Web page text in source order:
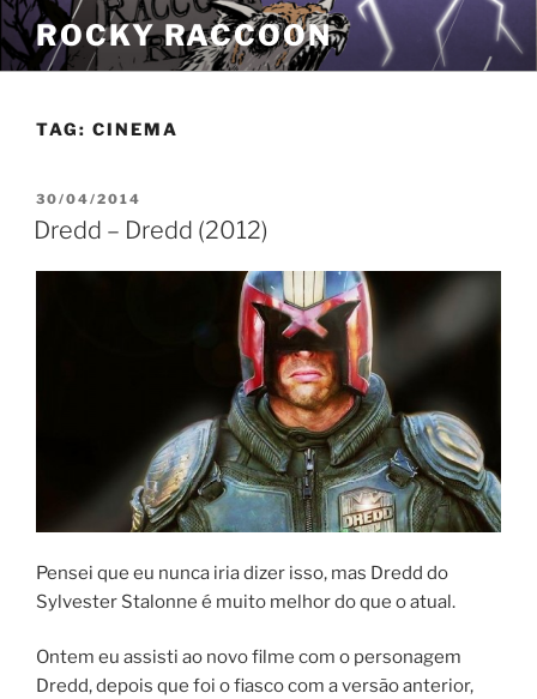
Pular
para
o
ROCKY RACCOON
TAG: CINEMA
PUBLICADO
EM
30/04/2014
Dredd – Dredd (2012)
Pensei que eu nunca iria dizer isso, mas Dredd do
Sylvester Stalonne é muito melhor do que o atual.
Ontem eu assisti ao novo filme com o personagem
Dredd, depois que foi o fiasco com a versão anterior,